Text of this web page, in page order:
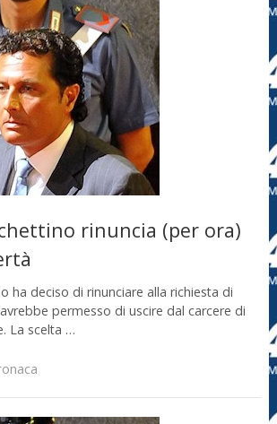
rinuncia (per ora)
ha deciso di rinunciare alla richiesta di
permesso di uscire dal carcere di
La scelta …